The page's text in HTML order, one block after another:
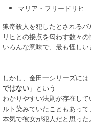
マリア・フリードリヒ
猟奇殺人を犯したとされる
リヒとの接点を匂わす数々の
いろんな意味で、最も怪しい
しかし、金田一シリーズには
ではない 」という
わかりやすい法則が存在し
ルト染みていたこともあって、
本気で彼女が犯人だと思った